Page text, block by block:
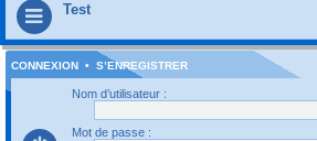
Test
CONNEXION • S’ENREGISTRER
Nom d’utilisateur :
Mot de passe :